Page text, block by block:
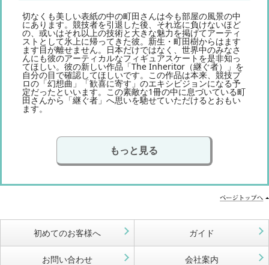
切なくも美しい表紙の中の町田さんは今も部屋の風景の中
にあります。競技者を引退した後、それ迄に負けないほど
の、或いはそれ以上の技術と大きな魅力を掲げてアーティ
ストとして氷上に帰ってきた彼。新生・町田樹からはます
ます目が離せません。日本だけではなく、世界中のみなさ
んにも彼のアーティカルなフィギュアスケートを是非知っ
てほしい。彼の新しい作品「The Inheritor（継ぐ者）」を
自分の目で確認してほしいです。この作品は本来、競技プ
ロの「幻想曲」「歓喜に寄す」のエキシビジョンになる予
定だったといいます。この素敵な1冊の中に息づいている町
田さんから「継ぐ者」へ思いを馳せていただけるとおもい
ます。
もっと見る
初めてのお客様へ ガイド
お問い合わせ 会社案内